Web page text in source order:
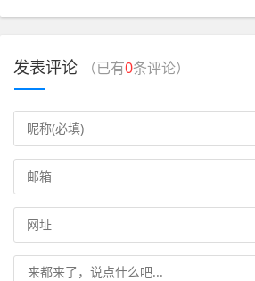
发表评论 （已有0条评论）